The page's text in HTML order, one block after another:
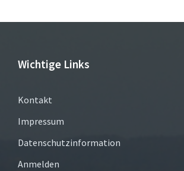
Wichtige Links
Kontakt
Impressum
Datenschutzinformation
Anmelden